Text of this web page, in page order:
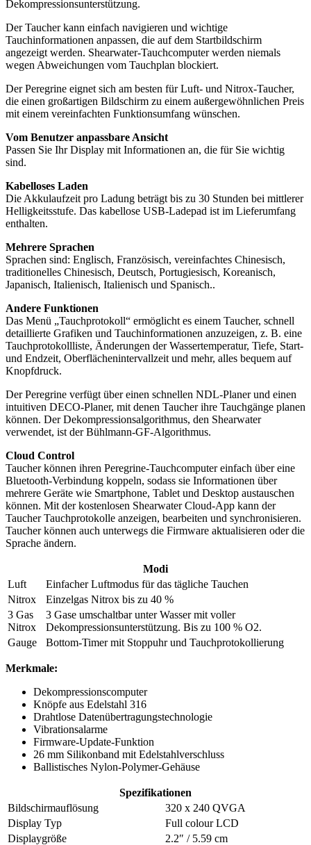
Dekompressionsunterstützung.
Der Taucher kann einfach navigieren und wichtige
Tauchinformationen anpassen, die auf dem Startbildschirm
angezeigt werden. Shearwater-Tauchcomputer werden niemals
wegen Abweichungen vom Tauchplan blockiert.
Der Peregrine eignet sich am besten für Luft- und Nitrox-Taucher,
die einen großartigen Bildschirm zu einem außergewöhnlichen Preis
mit einem vereinfachten Funktionsumfang wünschen.
Vom Benutzer anpassbare Ansicht
Passen Sie Ihr Display mit Informationen an, die für Sie wichtig
sind.
Kabelloses Laden
Die Akkulaufzeit pro Ladung beträgt bis zu 30 Stunden bei mittlerer
Helligkeitsstufe. Das kabellose USB-Ladepad ist im Lieferumfang
enthalten.
Mehrere Sprachen
Sprachen sind: Englisch, Französisch, vereinfachtes Chinesisch,
traditionelles Chinesisch, Deutsch, Portugiesisch, Koreanisch,
Japanisch, Italienisch, Italienisch und Spanisch..
Andere Funktionen
Das Menü „Tauchprotokoll“ ermöglicht es einem Taucher, schnell
detaillierte Grafiken und Tauchinformationen anzuzeigen, z. B. eine
Tauchprotokollliste, Änderungen der Wassertemperatur, Tiefe, Start-
und Endzeit, Oberflächenintervallzeit und mehr, alles bequem auf
Knopfdruck.
Der Peregrine verfügt über einen schnellen NDL-Planer und einen
intuitiven DECO-Planer, mit denen Taucher ihre Tauchgänge planen
können. Der Dekompressionsalgorithmus, den Shearwater
verwendet, ist der Bühlmann-GF-Algorithmus.
Cloud Control
Taucher können ihren Peregrine-Tauchcomputer einfach über eine
Bluetooth-Verbindung koppeln, sodass sie Informationen über
mehrere Geräte wie Smartphone, Tablet und Desktop austauschen
können. Mit der kostenlosen Shearwater Cloud-App kann der
Taucher Tauchprotokolle anzeigen, bearbeiten und synchronisieren.
Taucher können auch unterwegs die Firmware aktualisieren oder die
Sprache ändern.
Modi
Luft
Einfacher Luftmodus für das tägliche Tauchen
Nitrox
Einzelgas Nitrox bis zu 40 %
3 Gas
Nitrox
3 Gase umschaltbar unter Wasser mit voller
Dekompressionsunterstützung. Bis zu 100 % O2.
Gauge
Bottom-Timer mit Stoppuhr und Tauchprotokollierung
Merkmale:
Dekompressionscomputer
Knöpfe aus Edelstahl 316
Drahtlose Datenübertragungstechnologie
Vibrationsalarme
Firmware-Update-Funktion
26 mm Silikonband mit Edelstahlverschluss
Ballistisches Nylon-Polymer-Gehäuse
Spezifikationen
Bildschirmauflösung
320 x 240 QVGA
Display Typ
Full colour LCD
Displaygröße
2.2″ / 5.59 cm